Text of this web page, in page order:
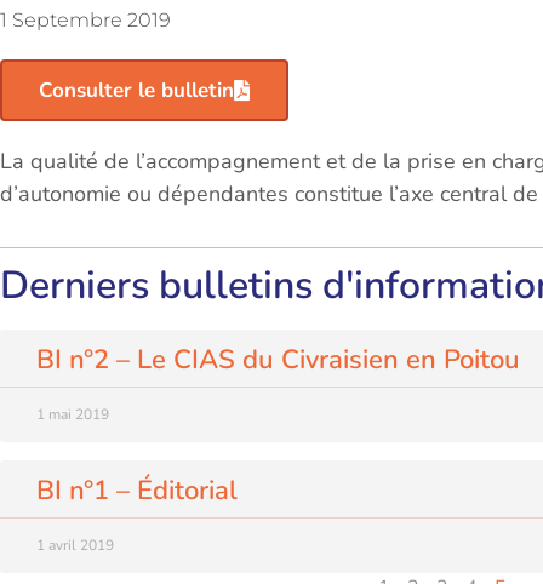
1 Septembre 2019
Consulter le bulletin
La qualité de l’accompagnement et de la prise en
d’autonomie ou dépendantes constitue l’axe central
Derniers bulletins
BI n°2 – Le CIAS du Civraisien en Poitou
1 mai 2019
BI n°1 – Éditorial
1 avril 2019